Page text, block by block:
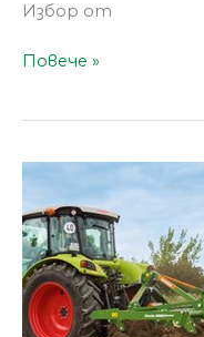
Избор от
Повече »
–
новият
олекотен
и
мултифункционален
навесен